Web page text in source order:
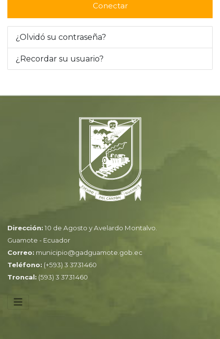
Conectar
¿Olvidó su contraseña?
¿Recordar su usuario?
Dirección: 10 de Agosto y Avelardo Montalvo.
Guamote - Ecuador
Correo: municipio@gadguamote.gob.ec
Teléfono: (+593) 3 3731460
Troncal: (593) 3 3731460